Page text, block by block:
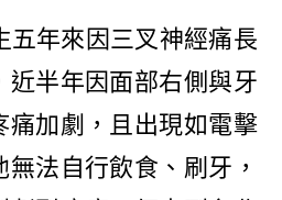
年來因三叉神經痛長
近半年因面部右側與牙
痛加劇，且出現如電擊
法自行飲食、刷牙，